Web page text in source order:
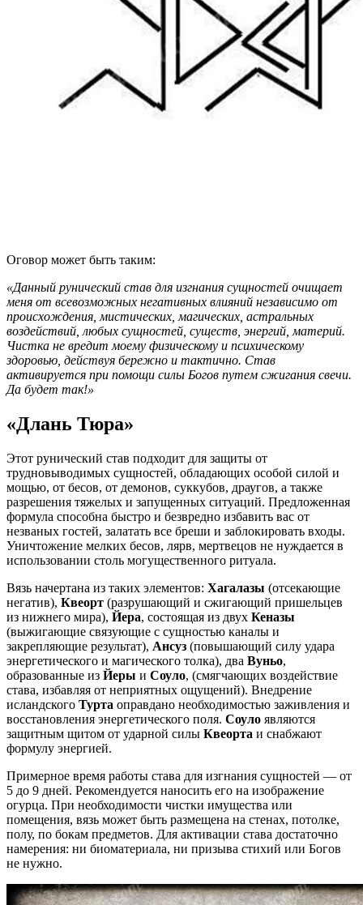
Оговор может быть таким:
«Данный рунический став для изгнания сущностей очищает
меня от всевозможных негативных влияний независимо от
происхождения, мистических, магических, астральных
воздействий, любых сущностей, существ, энергий, материй.
Чистка не вредит моему физическому и психическому
здоровью, действуя бережно и тактично. Став
активируется при помощи силы Богов путем сжигания свечи.
Да будет так!»
«Длань Тюра»
Этот рунический став подходит для защиты от
трудновыводимых сущностей, обладающих особой силой и
мощью, от бесов, от демонов, суккубов, драугов, а также
разрешения тяжелых и запущенных ситуаций. Предложенная
формула способна быстро и безвредно избавить вас от
незваных гостей, залатать все бреши и заблокировать входы.
Уничтожение мелких бесов, лярв, мертвецов не нуждается в
использовании столь могущественного ритуала.
Вязь начертана из таких элементов: Хагалазы (отсекающие
негатив), Квеорт (разрушающий и сжигающий пришельцев
из нижнего мира), Йера, состоящая из двух Кеназы
(выжигающие связующие с сущностью каналы и
закрепляющие результат), Ансуз (повышающий силу удара
энергетического и магического толка), два Вуньо,
образованные из Йеры и Соуло, (смягчающих воздействие
става, избавляя от неприятных ощущений). Внедрение
исландского Турта оправдано необходимостью заживления и
восстановления энергетического поля. Соуло являются
защитным щитом от ударной силы Квеорта и снабжают
формулу энергией.
Примерное время работы става для изгнания сущностей — от
5 до 9 дней. Рекомендуется наносить его на изображение
огурца. При необходимости чистки имущества или
помещения, вязь может быть размещена на стенах, потолке,
полу, по бокам предметов. Для активации става достаточно
намерения: ни биоматериала, ни призыва стихий или Богов
не нужно.